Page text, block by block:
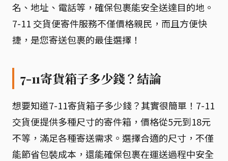
名、地址、電話等，確保包裹能安全送達目的地。
7-11 交貨便寄件服務不僅價格親民，而且方便快
捷，是您寄送包裹的最佳選擇！
7-11寄貨箱子多少錢？結論
想要知道7-11寄貨箱子多少錢？其實很簡單！7-11
交貨便提供多種尺寸的寄件箱，價格從5元到18元
不等，滿足各種寄送需求。選擇合適的尺寸，不僅
能節省包裝成本，還能確保包裹在運送過程中安全